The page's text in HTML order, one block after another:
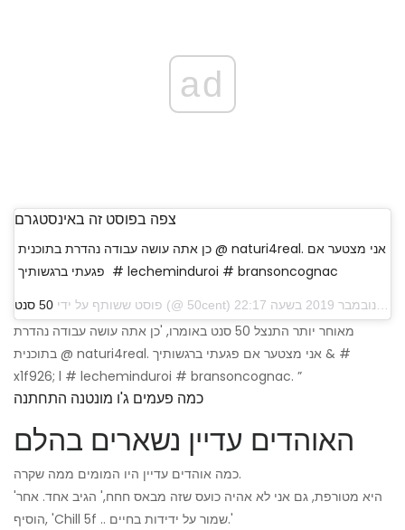
ad
צפה בפוסט זה באינסטגרם
כן אתה עושה עבודה נהדרת בתוכנית @ naturi4real. אני מצטער אם
פגעתי ברגשותיך ‍ # lecheminduroi # bransoncognac
פוסט ששותף על ידי 50 סנט
מאוחר יותר התנצל 50 סנט באומרו, 'כן אתה עושה עבודה נהדרת
בתוכנית @ naturi4real. אני מצטער אם פגעתי ברגשותיך & #
x1f926; l # lecheminduroi # bransoncognac. ”
כמה פעמים ג'ו מונטנה התחתנה
האוהדים עדיין נשארים בהלם
כמה אוהדים עדיין היו המומים ממה שקרה.
'היא מטורפת, גם אני לא אהיה כועס שזה מבאס חחח,' הגיב אחד. אחר
הוסיף, 'Chill 5f .. שמור על ידידות בחיים.'